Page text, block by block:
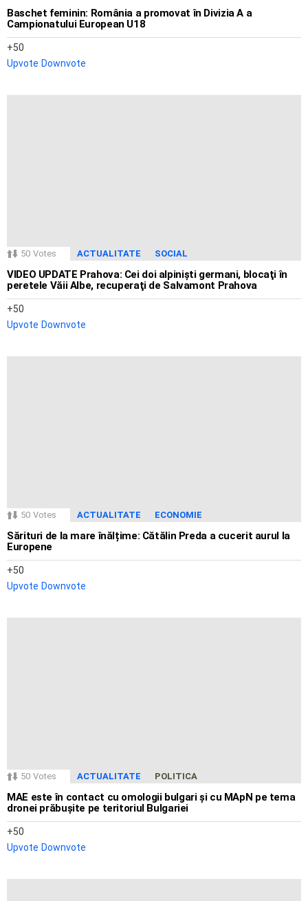
Baschet feminin: România a promovat în Divizia A a
Campionatului European U18
50
Upvote Downvote
50 Votes ACTUALITATE SOCIAL
VIDEO UPDATE Prahova: Cei doi alpinişti germani, blocaţi în
peretele Văii Albe, recuperaţi de Salvamont Prahova
50
Upvote Downvote
50 Votes ACTUALITATE ECONOMIE
Sărituri de la mare înălțime: Cătălin Preda a cucerit aurul la
Europene
50
Upvote Downvote
50 Votes ACTUALITATE POLITICA
MAE este în contact cu omologii bulgari și cu MApN pe tema
dronei prăbușite pe teritoriul Bulgariei
50
Upvote Downvote